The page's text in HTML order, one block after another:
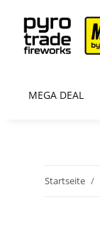
MEGA DEAL
Startseite